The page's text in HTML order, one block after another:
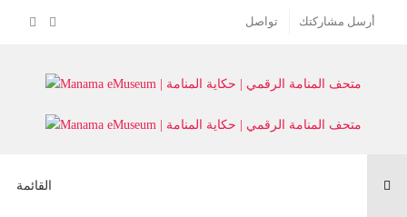
تواصل أرسل مشاركتك
Toggle
القائمة